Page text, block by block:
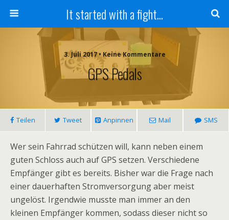
It started with a fight...
3. Juli 2017 • Keine Kommentare
GPS Pedals
Teilen Tweet Anpinnen Mail SMS
Wer sein Fahrrad schützen will, kann neben einem
guten Schloss auch auf GPS setzen. Verschiedene
Empfänger gibt es bereits. Bisher war die Frage nach
einer dauerhaften Stromversorgung aber meist
ungelöst. Irgendwie musste man immer an den
kleinen Empfänger kommen, sodass dieser nicht so